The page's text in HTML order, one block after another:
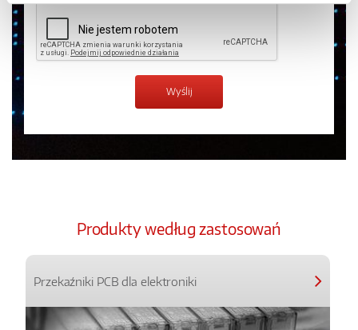
Produkty według zastosowań
Przekaźniki PCB dla elektroniki